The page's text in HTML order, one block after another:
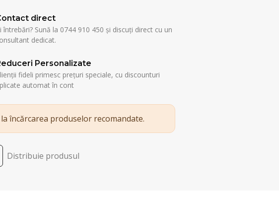
direct
întrebări? Sună la 0744 910 450 și discuți direct cu un
dedicat.
Personalizate
fideli primesc prețuri speciale, cu discounturi
automat în cont
încărcarea produselor recomandate.
Distribuie produsul